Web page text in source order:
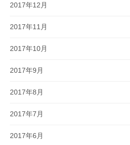
2017年12月
2017年11月
2017年10月
2017年9月
2017年8月
2017年7月
2017年6月